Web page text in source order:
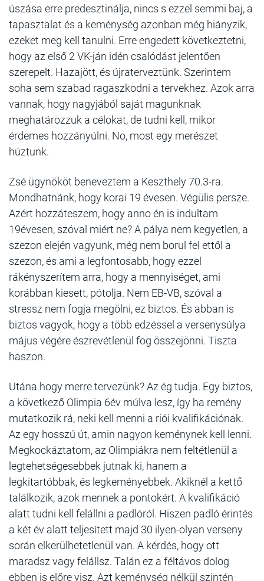
úszása erre predesztinálja, nincs s ezzel semmi baj, a
tapasztalat és a keménység azonban még hiányzik,
ezeket meg kell tanulni. Erre engedett következtetni,
hogy az első 2 VK-ján idén csalódást jelentően
szerepelt. Hazajött, és újraterveztünk. Szerintem
soha sem szabad ragaszkodni a tervekhez. Azok arra
vannak, hogy nagyjából saját magunknak
meghatározzuk a célokat, de tudni kell, mikor
érdemes hozzányúlni. No, most egy merészet
húztunk.
Zsé ügynököt beneveztem a Keszthely 70.3-ra.
Mondhatnánk, hogy korai 19 évesen. Végülis persze.
Azért hozzáteszem, hogy anno én is indultam
19évesen, szóval miért ne? A pálya nem kegyetlen, a
szezon elején vagyunk, még nem borul fel ettől a
szezon, és ami a legfontosabb, hogy ezzel
rákényszerítem arra, hogy a mennyiséget, ami
korábban kiesett, pótolja. Nem EB-VB, szóval a
stressz nem fogja megölni, ez biztos. És abban is
biztos vagyok, hogy a több edzéssel a versenysúlya
május végére észrevétlenül fog összejönni. Tiszta
haszon.
Utána hogy merre tervezünk? Az ég tudja. Egy biztos,
a következő Olimpia 6év múlva lesz, így ha remény
mutatkozik rá, neki kell menni a riói kvalifikációnak.
Az egy hosszú út, amin nagyon keménynek kell lenni.
Megkockáztatom, az Olimpiákra nem feltétlenül a
legtehetségesebbek jutnak ki, hanem a
legkitartóbbak, és legkeményebbek. Akiknél a kettő
találkozik, azok mennek a pontokért. A kvalifikáció
alatt tudni kell felállni a padlóról. Hiszen padló érintés
a két év alatt teljesített majd 30 ilyen-olyan verseny
során elkerülhetetlenül van. A kérdés, hogy ott
maradsz vagy felállsz. Talán ez a féltávos dolog
ebben is előre visz. Azt keménység nélkül szintén